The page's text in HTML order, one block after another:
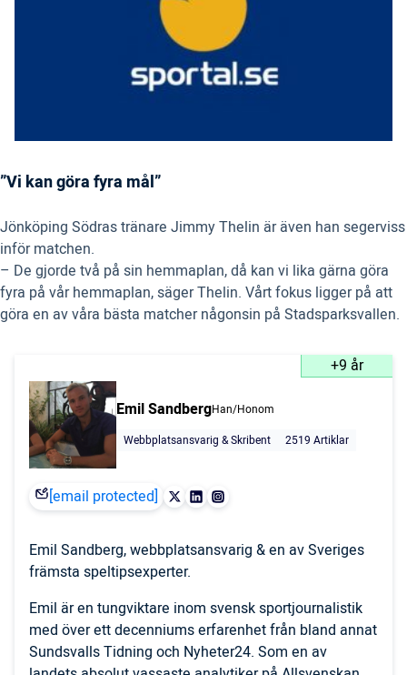
”Vi kan göra fyra mål”
Jönköping Södras tränare Jimmy Thelin är även han segerviss
inför matchen.
– De gjorde två på sin hemmaplan, då kan vi lika gärna göra
fyra på vår hemmaplan, säger Thelin. Vårt fokus ligger på att
göra en av våra bästa matcher någonsin på Stadsparksvallen.
+9 år
Emil SandbergHan/Honom
Webbplatsansvarig & Skribent
2519 Artiklar
[email protected]
Emil Sandberg, webbplatsansvarig & en av Sveriges
främsta speltipsexperter.
Emil är en tungviktare inom svensk sportjournalistik
med över ett decenniums erfarenhet från bland annat
Sundsvalls Tidning och Nyheter24. Som en av